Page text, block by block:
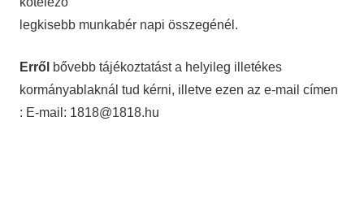
legkisebb munkabér napi összegénél.
Erről bővebb tájékoztatást a helyileg illetékes
kormányablaknál tud kérni, illetve ezen az e-mail címen
: E-mail: 1818@1818.hu